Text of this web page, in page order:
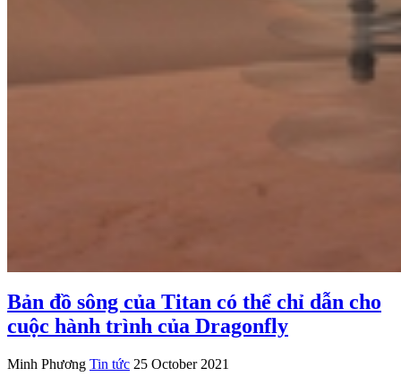
Bản đồ sông của Titan có thể chỉ dẫn cho
cuộc hành trình của Dragonfly
Minh Phương Tin tức 25 October 2021